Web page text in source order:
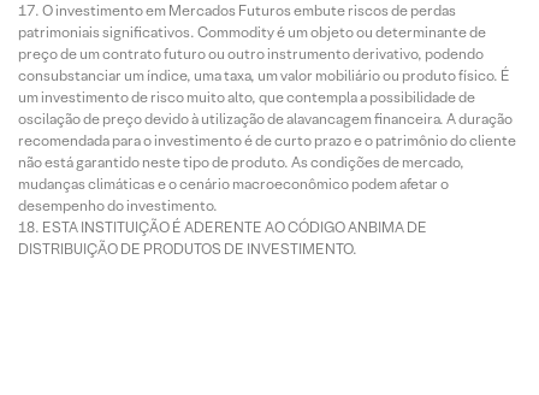
O investimento em Mercados Futuros embute riscos de perdas
patrimoniais significativos. Commodity é um objeto ou determinante de
preço de um contrato futuro ou outro instrumento derivativo, podendo
consubstanciar um índice, uma taxa, um valor mobiliário ou produto físico. É
um investimento de risco muito alto, que contempla a possibilidade de
oscilação de preço devido à utilização de alavancagem financeira. A duração
recomendada para o investimento é de curto prazo e o patrimônio do cliente
não está garantido neste tipo de produto. As condições de mercado,
mudanças climáticas e o cenário macroeconômico podem afetar o
desempenho do investimento.
ESTA INSTITUIÇÃO É ADERENTE AO CÓDIGO ANBIMA DE
DISTRIBUIÇÃO DE PRODUTOS DE INVESTIMENTO.